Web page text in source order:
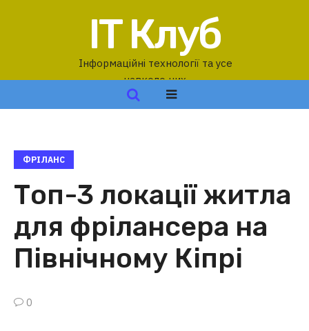
IT Клуб
Інформаційні технології та усе
навколо них
ФРІЛАНС
Топ-3 локації житла
для фрілансера на
Північному Кіпрі
0